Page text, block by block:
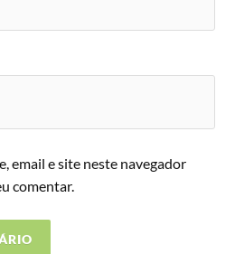
email e site neste navegador
comentar.